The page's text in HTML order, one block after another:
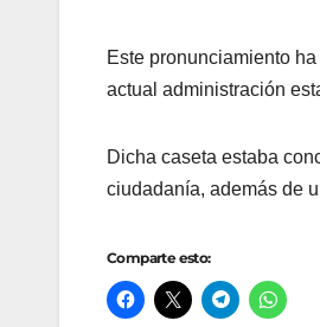
Este pronunciamiento
actual administración
Dicha caseta estaba
ciudadanía, además de
Comparte esto: